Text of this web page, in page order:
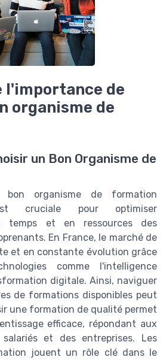
l'importance de
organisme de
un Bon Organisme de
organisme de formation
cruciale pour optimiser
temps et en ressources des
En France, le marché de
et en constante évolution grâce
comme l'intelligence
digitale. Ainsi, naviguer
de formations disponibles peut
une formation de qualité permet
efficace, répondant aux
et des entreprises. Les
jouent un rôle clé dans le